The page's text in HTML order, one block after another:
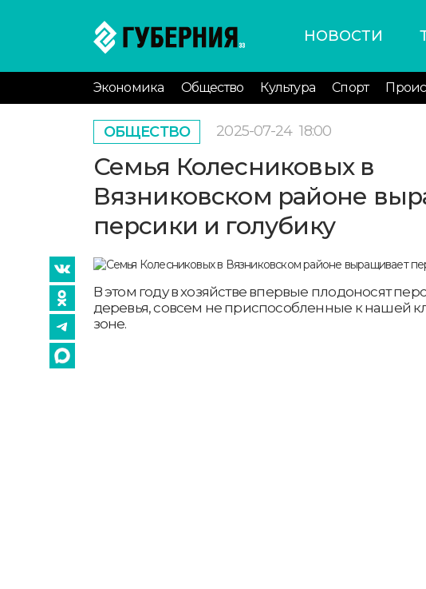
НОВОСТИ
Экономика Общество Культура Спорт
ОБЩЕСТВО 2025-07-24 18:00
Семья Колесниковых в
Вязниковском районе
персики и голубику
В этом году в хозяйстве впервые плодоносят
деревья, совсем не приспособленные к нашей
зоне.